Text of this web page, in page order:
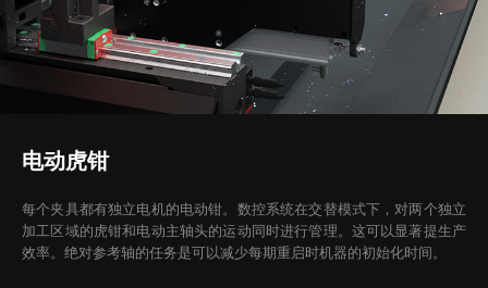
电动虎钳
每个夹具都有独立电机的电动钳。数控系统在交替模式下，对两个独立
加工区域的虎钳和电动主轴头的运动同时进行管理。这可以显著提生产
效率。绝对参考轴的任务是可以减少每期重启时机器的初始化时间。